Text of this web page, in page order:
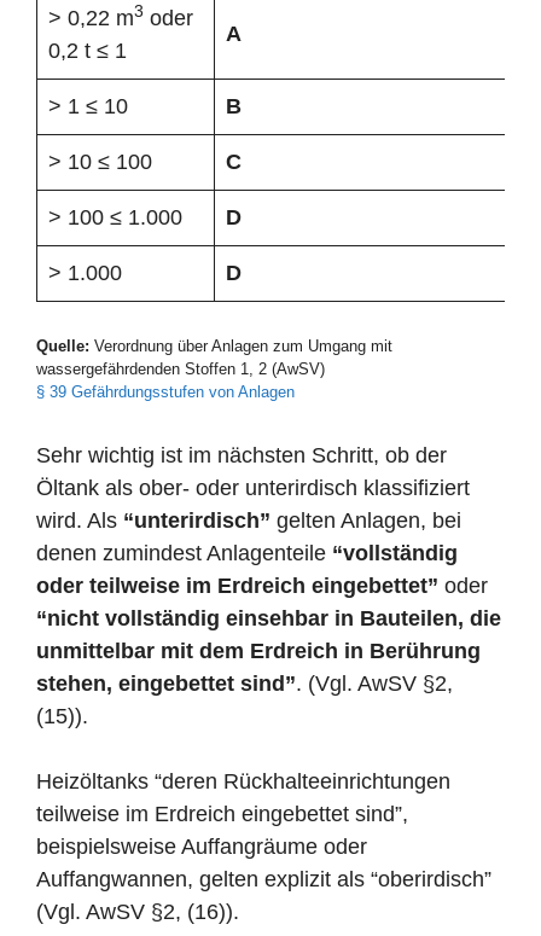
> 0,22 m3 oder
0,2 t ≤ 1
A
> 1 ≤ 10 B
> 10 ≤ 100 C
> 100 ≤ 1.000 D
> 1.000 D
Quelle: Verordnung über Anlagen zum Umgang mit
wassergefährdenden Stoffen 1, 2 (AwSV)
§ 39 Gefährdungsstufen von Anlagen
Sehr wichtig ist im nächsten Schritt, ob der
Öltank als ober- oder unterirdisch klassifiziert
wird. Als “unterirdisch” gelten Anlagen, bei
denen zumindest Anlagenteile “vollständig
oder teilweise im Erdreich eingebettet” oder
“nicht vollständig einsehbar in Bauteilen, die
unmittelbar mit dem Erdreich in Berührung
stehen, eingebettet sind”. (Vgl. AwSV §2,
(15)).
Heizöltanks “deren Rückhalteeinrichtungen
teilweise im Erdreich eingebettet sind”,
beispielsweise Auffangräume oder
Auffangwannen, gelten explizit als “oberirdisch”
(Vgl. AwSV §2, (16)).